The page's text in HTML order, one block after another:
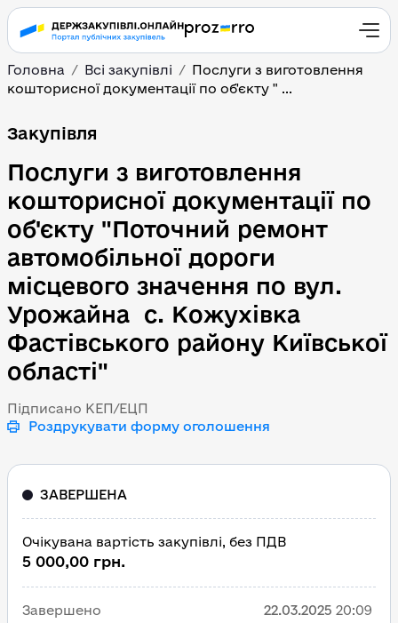
Головна Всі закупівлі
Послуги з виготовлення
кошторисної документації по об'єкту " ...
Послуги з
Закупівля
Послуги з виготовлення
кошторисної документації по
об'єкту "Поточний ремонт
автомобільної дороги
місцевого значення по вул.
Урожайна с. Кожухівка
Фастівського району Київської
області"
Підписано КЕП/ЕЦП
Роздрукувати форму оголошення
ЗАВЕРШЕНА
Очікувана вартість закупівлі, без ПДВ
5 000,00 грн.
Завершено 22.03.2025 20:09